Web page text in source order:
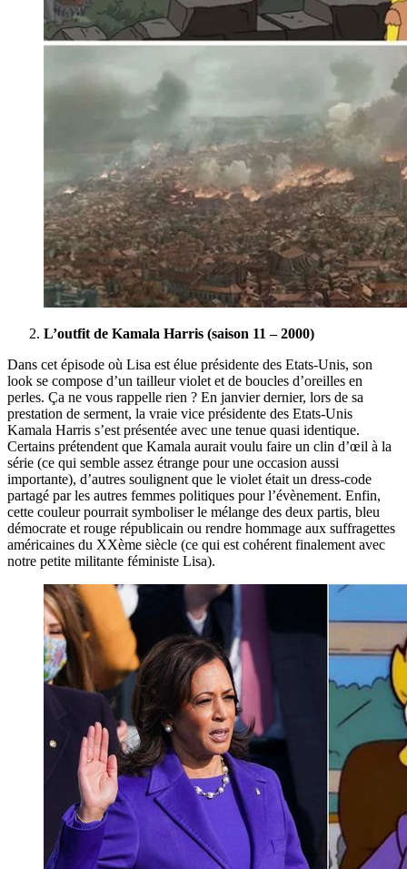
L’outfit de Kamala Harris (saison 11 – 2000)
Dans cet épisode où Lisa est élue présidente des Etats-Unis, son
look se compose d’un tailleur violet et de boucles d’oreilles en
perles. Ça ne vous rappelle rien ? En janvier dernier, lors de sa
prestation de serment, la vraie vice présidente des Etats-Unis
Kamala Harris s’est présentée avec une tenue quasi identique.
Certains prétendent que Kamala aurait voulu faire un clin d’œil à la
série (ce qui semble assez étrange pour une occasion aussi
importante), d’autres soulignent que le violet était un dress-code
partagé par les autres femmes politiques pour l’évènement. Enfin,
cette couleur pourrait symboliser le mélange des deux partis, bleu
démocrate et rouge républicain ou rendre hommage aux suffragettes
américaines du XXème siècle (ce qui est cohérent finalement avec
notre petite militante féministe Lisa).